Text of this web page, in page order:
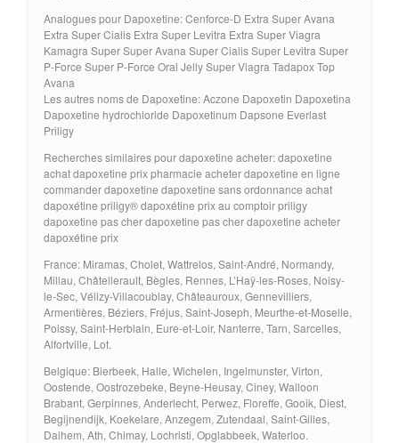
Analogues pour Dapoxetine: Cenforce-D Extra Super Avana
Extra Super Cialis Extra Super Levitra Extra Super Viagra
Kamagra Super Super Avana Super Cialis Super Levitra Super
P-Force Super P-Force Oral Jelly Super Viagra Tadapox Top
Avana
Les autres noms de Dapoxetine: Aczone Dapoxetin Dapoxetina
Dapoxetine hydrochloride Dapoxetinum Dapsone Everlast
Priligy
Recherches similaires pour dapoxetine acheter: dapoxetine
achat dapoxetine prix pharmacie acheter dapoxetine en ligne
commander dapoxetine dapoxetine sans ordonnance achat
dapoxétine priligy® dapoxétine prix au comptoir priligy
dapoxetine pas cher dapoxetine pas cher dapoxetine acheter
dapoxétine prix
France: Miramas, Cholet, Wattrelos, Saint-André, Normandy,
Millau, Châtellerault, Bègles, Rennes, L’Haÿ-les-Roses, Noisy-
le-Sec, Vélizy-Villacoublay, Châteauroux, Gennevilliers,
Armentières, Béziers, Fréjus, Saint-Joseph, Meurthe-et-Moselle,
Poissy, Saint-Herblain, Eure-et-Loir, Nanterre, Tarn, Sarcelles,
Alfortville, Lot.
Belgique: Bierbeek, Halle, Wichelen, Ingelmunster, Virton,
Oostende, Oostrozebeke, Beyne-Heusay, Ciney, Walloon
Brabant, Gerpinnes, Anderlecht, Perwez, Floreffe, Gooik, Diest,
Begijnendijk, Koekelare, Anzegem, Zutendaal, Saint-Gilles,
Dalhem, Ath, Chimay, Lochristi, Opglabbeek, Waterloo.